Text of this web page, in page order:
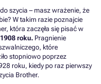
szycia – masz wrażenie, że
W takim razie poznajcie
która zaczęła się pisać w
roku. Pragnienie
które
stopniowo poprzez
roku, kiedy po raz pierwszy
Brother.